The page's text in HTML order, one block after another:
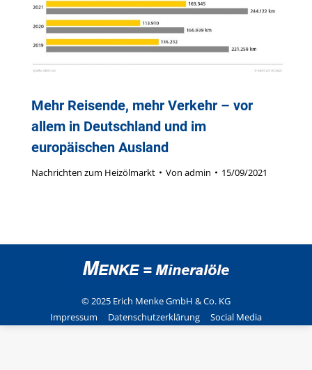
Mehr Reisende, mehr Verkehr – vor
allem in Deutschland und im
europäischen Ausland
Nachrichten zum Heizölmarkt Von admin 15/09/2021
© 2025 Erich Menke GmbH & Co. KG
Impressum
Datenschutzerklärung Social Media